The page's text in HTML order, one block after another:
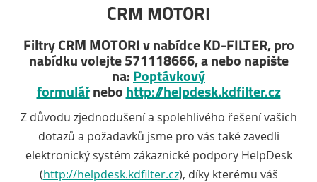
CRM MOTORI
Filtry CRM MOTORI v nabídce KD-FILTER, pro
nabídku volejte 571118666, a nebo napište
na: Poptávkový
formulářnebo http://helpdesk.kdfilter.cz
Z důvodu zjednodušení a spolehlivého řešení vašich
dotazů a požadavků jsme pro vás také zavedli
elektronický systém zákaznické podpory HelpDesk
(http://helpdesk.kdfilter.cz), díky kterému váš